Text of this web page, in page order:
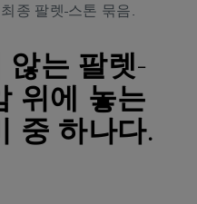
종 팔렛-스톤 묶음.
않는 팔렛-
위에 놓는
중 하나다.